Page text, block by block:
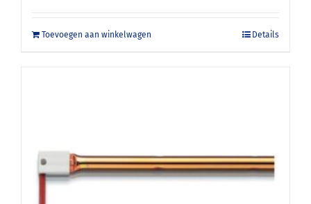
Toevoegen aan winkelwagen Details